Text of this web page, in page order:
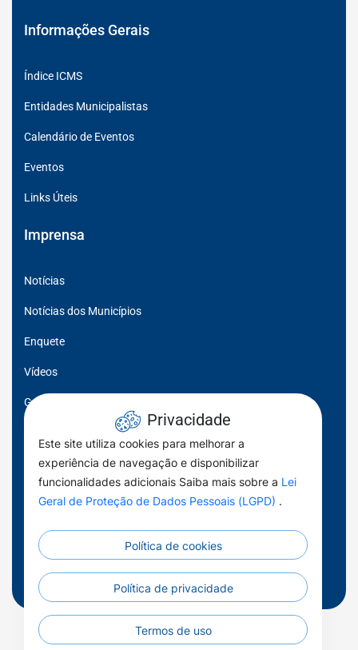
Informações Gerais
Índice ICMS
Entidades Municipalistas
Calendário de Eventos
Eventos
Links Úteis
Imprensa
Notícias
Notícias dos Municípios
Enquete
Vídeos
Galeria de Imagens
Fala Prefeito, Fala Prefeita
Municípios em Dados
Notas técnicas
Todos os Direitos Reservados - Federação Goiana de
Municípios - 2026
Privacidade
Este site utiliza cookies para melhorar a
experiência de navegação e disponibilizar
funcionalidades adicionais Saiba mais sobre a Lei
Geral de Proteção de Dados Pessoais (LGPD) .
Política de cookies
Política de privacidade
Termos de uso